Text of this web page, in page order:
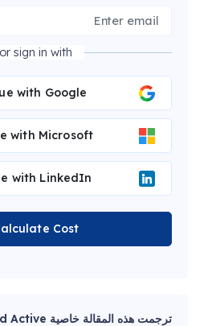
or sign in with
with Google
with Microsoft
with LinkedIn
Cost